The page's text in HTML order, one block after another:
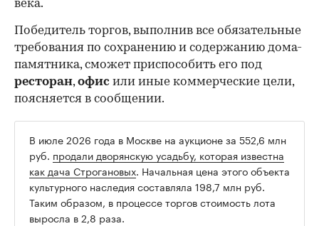
века.
Победитель торгов, выполнив все обязательные
требования по сохранению и содержанию дома-
памятника, сможет приспособить его под
ресторан,офис или иные коммерческие цели,
поясняется в сообщении.
В июле 2026 года в Москве на аукционе за 552,6 млн
руб. продали дворянскую усадьбу, которая известна
как дача Строгановых. Начальная цена этого объекта
культурного наследия составляла 198,7 млн руб.
Таким образом, в процессе торгов стоимость лота
выросла в 2,8 раза.